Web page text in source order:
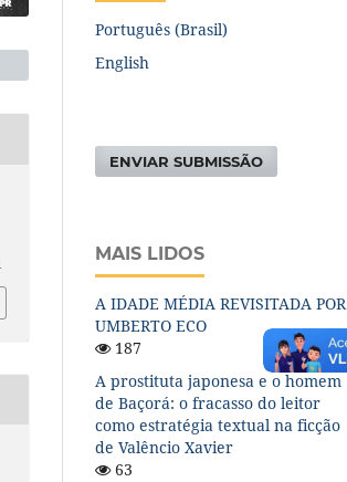
Português (Brasil)
English
ENVIAR SUBMISSÃO
MAIS LIDOS
A IDADE MÉDIA REVISITADA POR
UMBERTO ECO
187
A prostituta japonesa e o homem
de Baçorá: o fracasso do leitor
como estratégia textual na ficção
de Valêncio Xavier
63